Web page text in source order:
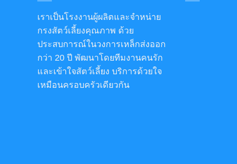
เราเป็นโรงงานผู้ผลิตและจำหน่าย
กรงสัตว์เลี้ยงคุณภาพ ด้วย
ประสบการณ์ในวงการเหล็กส่งออก
กว่า 20 ปี พัฒนาโดยทีมงานคนรัก
และเข้าใจสัตว์เลี้ยง บริการด้วยใจ
เหมือนครอบครัวเดียวกัน